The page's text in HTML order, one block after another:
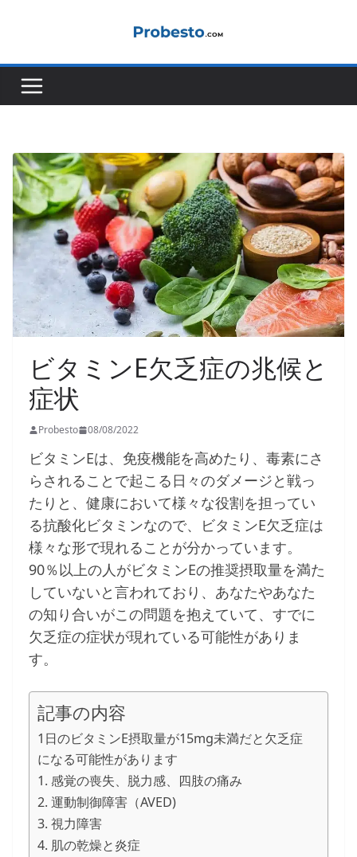
キ
ッ
プ
ビタミンE欠乏症の兆候と
症状
Probesto 08/08/2022
ビタミンEは、免疫機能を高めたり、毒素にさ
らされることで起こる日々のダメージと戦っ
たりと、健康において様々な役割を担ってい
る抗酸化ビタミンなので、ビタミンE欠乏症は
様々な形で現れることが分かっています。
90％以上の人がビタミンEの推奨摂取量を満た
していないと言われており、あなたやあなた
の知り合いがこの問題を抱えていて、すでに
欠乏症の症状が現れている可能性がありま
す。
記事の内容
1日のビタミンE摂取量が15mg未満だと欠乏症
になる可能性があります
1. 感覚の喪失、脱力感、四肢の痛み
2. 運動制御障害（AVED)
3. 視力障害
4. 肌の乾燥と炎症